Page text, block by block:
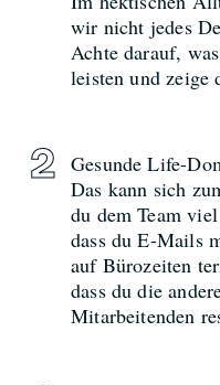
wir nicht jedes
Achte darauf,
leisten und zeige
Gesunde Life-
Das kann sich
du dem Team
dass du E-Mails
auf Bürozeiten
dass du die
Mitarbeitenden